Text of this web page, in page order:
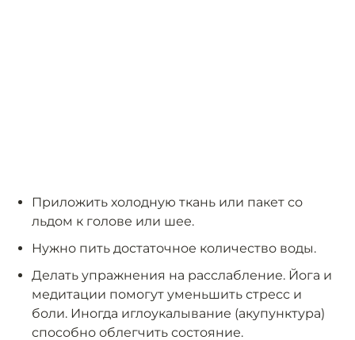
Приложить холодную ткань или пакет со
льдом к голове или шее.
Нужно пить достаточное количество воды.
Делать упражнения на расслабление. Йога и
медитации помогут уменьшить стресс и
боли. Иногда иглоукалывание (акупунктура)
способно облегчить состояние.